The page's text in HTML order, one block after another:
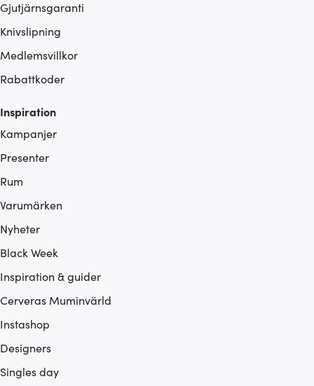
Gjutjärnsgaranti
Knivslipning
Medlemsvillkor
Rabattkoder
Inspiration
Kampanjer
Presenter
Rum
Varumärken
Nyheter
Black Week
Inspiration & guider
Cerveras Muminvärld
Instashop
Designers
Singles day